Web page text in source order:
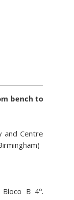
bench to
and Centre
B 4º.